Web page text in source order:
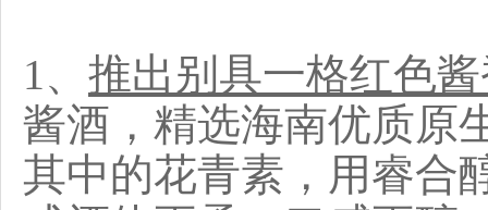
1、 推出别具一格红色
酱酒，精选海南优质原
其中的花青素，用睿合